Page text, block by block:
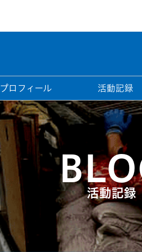
プロフィール 活動記録
活動記録